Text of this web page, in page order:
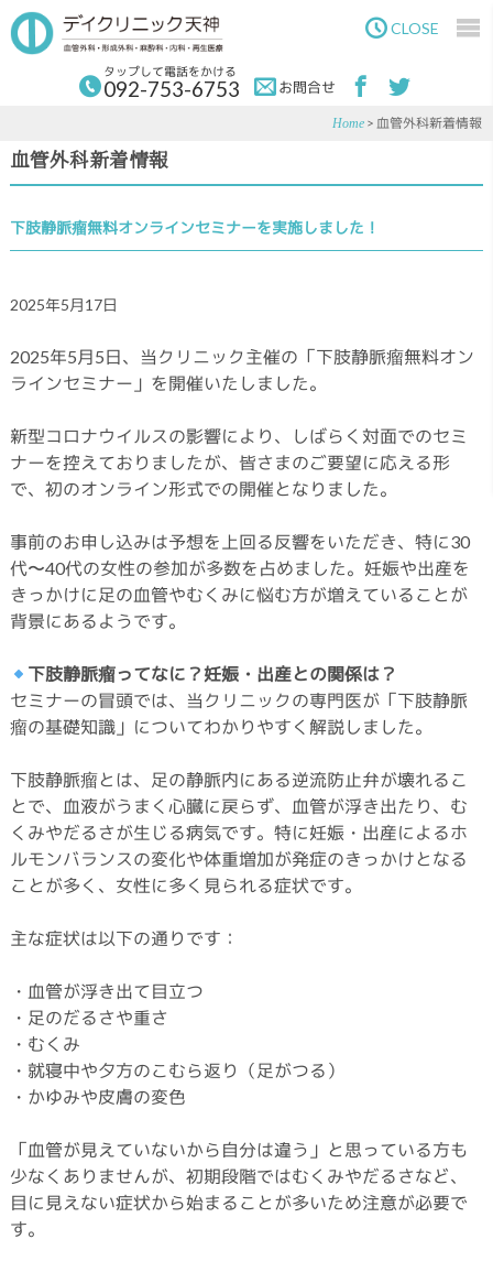
to
main
content
to
primary
sidebar
タップして電話をかける
092-753-6753 お問合せ
CLOSE
Home > 血管外科新着情報
血管外科新着情報
下肢静脈瘤無料オンラインセミナーを実施しました！
2025年5月17日
2025年5月5日、当クリニック主催の「下肢静脈瘤無料オン
ラインセミナー」を開催いたしました。
新型コロナウイルスの影響により、しばらく対面でのセミ
ナーを控えておりましたが、皆さまのご要望に応える形
で、初のオンライン形式での開催となりました。
事前のお申し込みは予想を上回る反響をいただき、特に30
代〜40代の女性の参加が多数を占めました。妊娠や出産を
きっかけに足の血管やむくみに悩む方が増えていることが
背景にあるようです。
下肢静脈瘤ってなに？妊娠・出産との関係は？
セミナーの冒頭では、当クリニックの専門医が「下肢静脈
瘤の基礎知識」についてわかりやすく解説しました。
下肢静脈瘤とは、足の静脈内にある逆流防止弁が壊れるこ
とで、血液がうまく心臓に戻らず、血管が浮き出たり、む
くみやだるさが生じる病気です。特に妊娠・出産によるホ
ルモンバランスの変化や体重増加が発症のきっかけとなる
ことが多く、女性に多く見られる症状です。
主な症状は以下の通りです：
・血管が浮き出て目立つ
・足のだるさや重さ
・むくみ
・就寝中や夕方のこむら返り（足がつる）
・かゆみや皮膚の変色
「血管が見えていないから自分は違う」と思っている方も
少なくありませんが、初期段階ではむくみやだるさなど、
目に見えない症状から始まることが多いため注意が必要で
す。